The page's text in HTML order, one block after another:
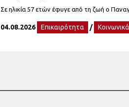
Σε ηλικία 57 ετών έφυγε από τη ζωή ο
04.08.2026 Επικαιρότητα / Κοινωνικά